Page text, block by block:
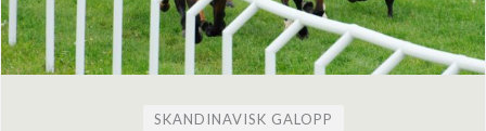
SKANDINAVISK GALOPP